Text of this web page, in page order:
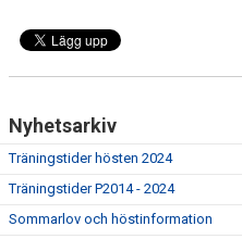
Nyhetsarkiv
Träningstider hösten 2024
Träningstider P2014 - 2024
Sommarlov och höstinformation